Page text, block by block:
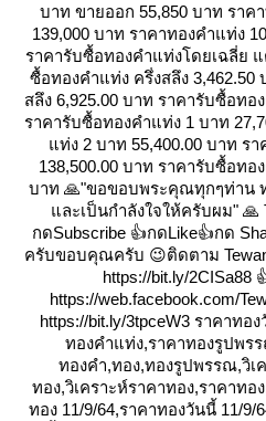
บาท ขายออก 55,850 บาท ราค
139,000 บาท ราคาทองคำแท่ง
ราคารับซื้อทองคำแท่งโดยเฉลี่ย
ซื้อทองคำแท่ง ครึ่งสลึง
สลึง 6,925.00 บาท ราคารับซื้อทอ
ราคารับซื้อทองคำแท่ง 1 บาท
ท่ง 2 บาท 55,400.00 บาท ร
138,500.00 บาท ราคารับซื้อทอ
บาท 🙏"ขอขอบพระคุณทุกๆท่าน
ละเป็นกำลังใจให้ครับผม" 🙏
กดSubscribe 👍กดLike👍กด
ครับขอบคุณครับ 😉ติดตาม
https://bit.ly/2CISa88
https://web.facebook.com/
https://bit.ly/3tpceW3 ราคาทอ
ทองคำแท่ง,ราคาทองรูปพร
ทองคำ,ทอง,ทองรูปพรรณ,วิเ
ทอง,วิเคราะห์ราคาทอง,ราคาทอ
ทอง 11/9/64,ราคาทองวันนี้ 11/